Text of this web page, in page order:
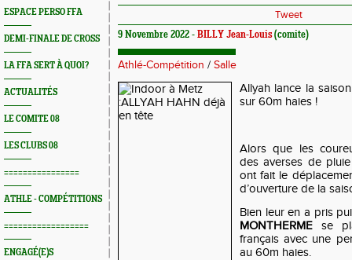
ESPACE PERSO FFA
DEMI-FINALE DE CROSS
LA FFA SERT À QUOI?
ACTUALITÉS
LE COMITE 08
LES CLUBS 08
================
ATHLE - COMPÉTITIONS
==================
ENGAGÉ(E)S
Tweet
9 Novembre 2022 - BILLY Jean-Louis(comite)
Athlé-Compétition / Salle
Allyah lance la
sur 60m haies !
Alors que les
des averses de
ont fait le
d’ouverture de la
Bien leur en a pris
MONTHERME se
français avec une
au 60m haies.